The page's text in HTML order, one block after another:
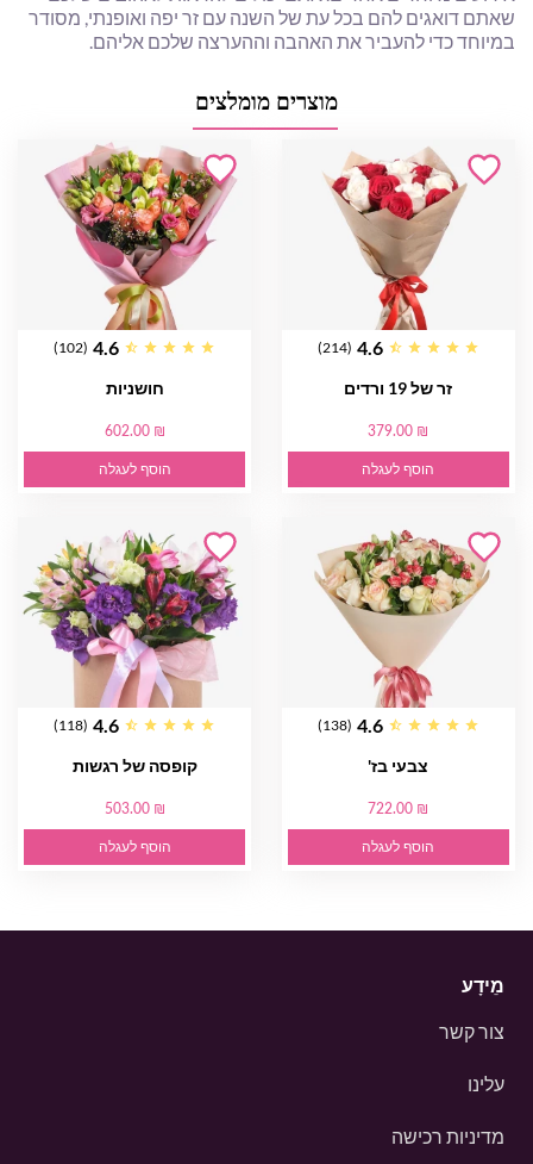
שאתם דואגים להם בכל עת של השנה עם זר יפה ואופנתי, מסודר
במיוחד כדי להעביר את האהבה וההערצה שלכם אליהם.
מוצרים מומלצים
4.6
(214)
זר של 19 ורדים
379.00 ₪
הוסף לעגלה
4.6
(102)
חושניות
602.00 ₪
הוסף לעגלה
4.6
(138)
צבעי בז'
722.00 ₪
הוסף לעגלה
4.6
(118)
קופסה של רגשות
503.00 ₪
הוסף לעגלה
מֵידָע
צור קשר
עלינו
מדיניות רכישה